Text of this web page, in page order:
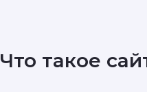
Что такое